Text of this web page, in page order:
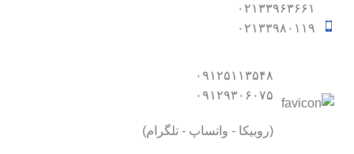
۰۲۱۳۳۹۶۳۶۶۱
۰۲۱۳۳۹۸۰۱۱۹
۰۹۱۲۵۱۱۳۵۴۸
۰۹۱۲۹۳۰۶۰۷۵
(روبیکا - واتساپ - تلگرام)